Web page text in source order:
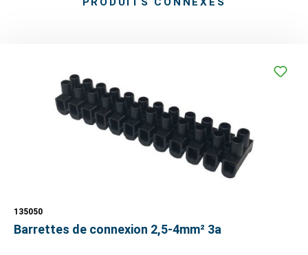
135050
Barrettes de connexion 2,5-4mm² 3a